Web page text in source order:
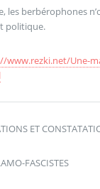
les berbérophones
politique.
www.rezki.net/Une-
ET
FASCISTES